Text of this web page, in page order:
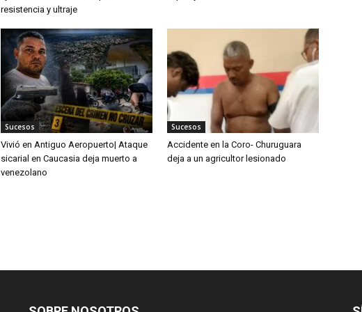
resistencia y ultraje
Sucesos
Vivió en Antiguo Aeropuerto| Ataque
sicarial en Caucasia deja muerto a
venezolano
Sucesos
Accidente en la Coro- Churuguara
deja a un agricultor lesionado